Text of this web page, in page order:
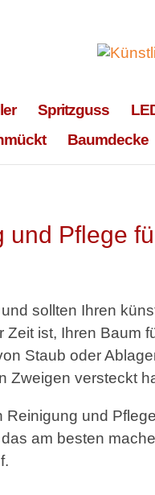
Spritzguss
Baumdecke
und Pflege
sollten Ihren
Zeit ist, Ihren Baum
Staub oder
Zweigen versteckt
Reinigung und
das am besten